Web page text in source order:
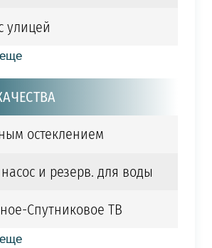
улицей
остеклением
и резерв. для воды
Спутниковое ТВ